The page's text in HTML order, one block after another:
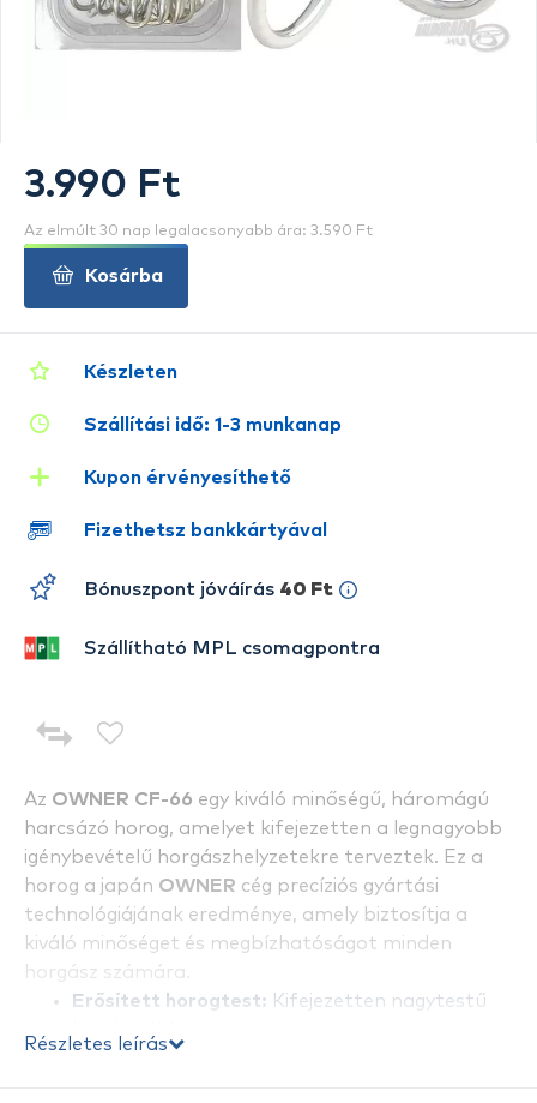
Az OWNER CF-66 egy kiváló minőségű, háromágú
harcsázó horog, amelyet kifejezetten a legnagyobb
igénybevételű horgászhelyzetekre terveztek. Ez a
horog a japán OWNER cég precíziós gyártási
technológiájának eredménye, amely biztosítja a
kiváló minőséget és megbízhatóságot minden
horgász számára.
Erősített horogtest: Kifejezetten nagytestű
Részletes leírás
Készleten
Szállítási idő: 1-3 munkanap
Kupon érvényesíthető
Fizethetsz bankkártyával
Bónuszpont jóváírás 40 Ft
Szállítható MPL csomagpontra
3.990 Ft
Az elmúlt 30 nap legalacsonyabb ára: 3.590 Ft
Kosárba